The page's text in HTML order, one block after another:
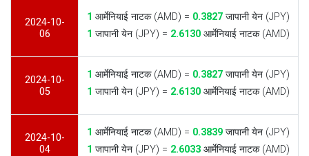
2024-10-
06
1 आर्मेनियाई नाटक (AMD) = 0.3827 जापानी येन (JPY)
1 जापानी येन (JPY) = 2.6130 आर्मेनियाई नाटक (AMD)
2024-10-
05
1 आर्मेनियाई नाटक (AMD) = 0.3827 जापानी येन (JPY)
1 जापानी येन (JPY) = 2.6130 आर्मेनियाई नाटक (AMD)
2024-10-
04
1 आर्मेनियाई नाटक (AMD) = 0.3839 जापानी येन (JPY)
1 जापानी येन (JPY) = 2.6033 आर्मेनियाई नाटक (AMD)